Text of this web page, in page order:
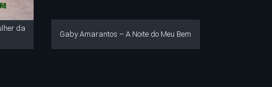
da
Gaby Amarantos – A Noite do Meu Bem